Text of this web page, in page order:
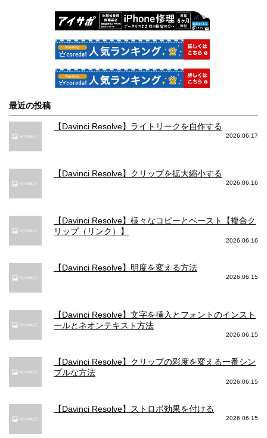
最近の投稿
【Davinci Resolve】ライトリークを自作する
2026.06.17
【Davinci Resolve】クリップを拡大縮小する
2026.06.16
【Davinci Resolve】様々なコピーとペースト【複合ク
リップ（リンク）】
2026.06.16
【Davinci Resolve】明度を変える方法
2026.06.15
【Davinci Resolve】文字を挿入とフォントのインスト
ールとネオンテキスト方法
2026.06.15
【Davinci Resolve】クリップの彩度を変える一番シン
プルな方法
2026.06.15
【Davinci Resolve】ストロボ効果を付ける
2026.06.15